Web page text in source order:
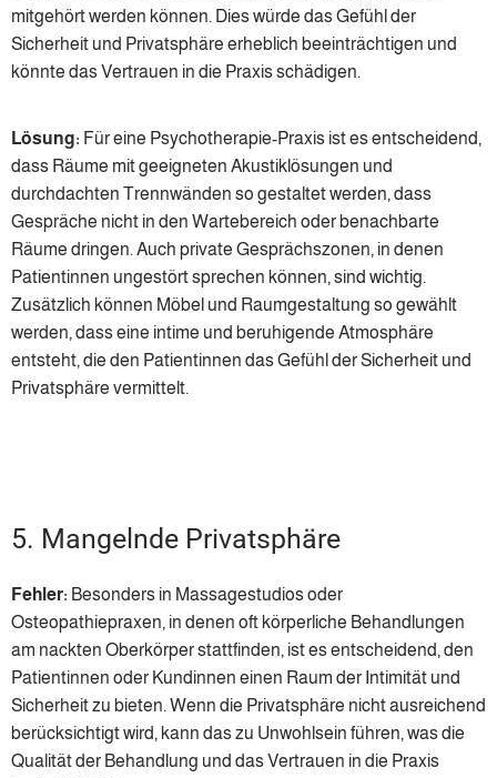
mitgehört werden können. Dies würde das Gefühl der
Sicherheit und Privatsphäre erheblich beeinträchtigen und
könnte das Vertrauen in die Praxis schädigen.
Lösung: Für eine Psychotherapie-Praxis ist es entscheidend,
dass Räume mit geeigneten Akustiklösungen und
durchdachten Trennwänden so gestaltet werden, dass
Gespräche nicht in den Wartebereich oder benachbarte
Räume dringen. Auch private Gesprächszonen, in denen
Patientinnen ungestört sprechen können, sind wichtig.
Zusätzlich können Möbel und Raumgestaltung so gewählt
werden, dass eine intime und beruhigende Atmosphäre
entsteht, die den Patientinnen das Gefühl der Sicherheit und
Privatsphäre vermittelt.
5. Mangelnde Privatsphäre
Fehler: Besonders in Massagestudios oder
Osteopathiepraxen, in denen oft körperliche Behandlungen
am nackten Oberkörper stattfinden, ist es entscheidend, den
Patientinnen oder Kundinnen einen Raum der Intimität und
Sicherheit zu bieten. Wenn die Privatsphäre nicht ausreichend
berücksichtigt wird, kann das zu Unwohlsein führen, was die
Qualität der Behandlung und das Vertrauen in die Praxis